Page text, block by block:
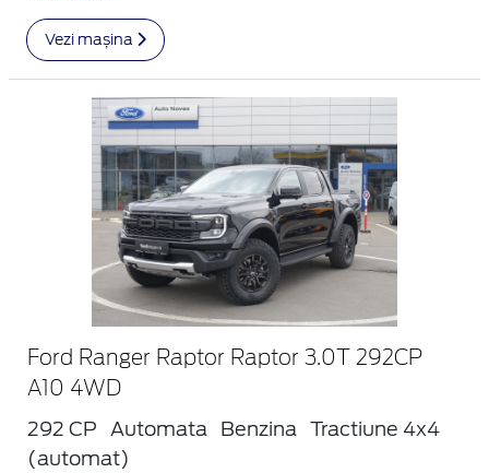
Vezi mașina
Ford Ranger Raptor Raptor 3.0T 292CP
A10 4WD
292 CP Automata Benzina Tractiune 4x4
(automat)